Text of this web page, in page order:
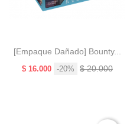
[Empaque Dañado] Bounty...
Precio
$ 16.000 -20%
Precio
$ 20.000
oferta!